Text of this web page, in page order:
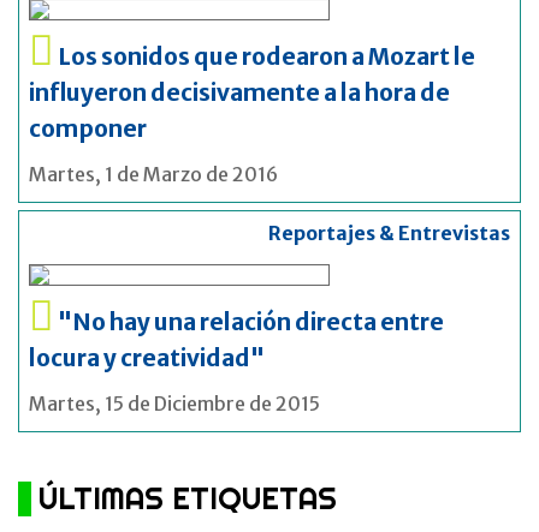
Los sonidos que rodearon a Mozart le
influyeron decisivamente a la hora de
componer
Martes, 1 de Marzo de 2016
Reportajes & Entrevistas
"No hay una relación directa entre
locura y creatividad"
Martes, 15 de Diciembre de 2015
ÚLTIMAS ETIQUETAS